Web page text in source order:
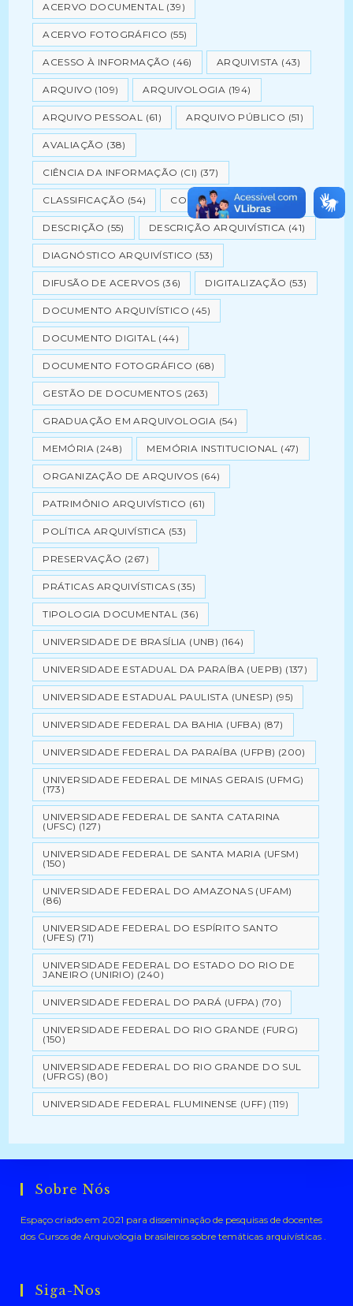
ACERVO DOCUMENTAL (39)
ACERVO FOTOGRÁFICO (55)
ACESSO À INFORMAÇÃO (46) ARQUIVISTA (43)
ARQUIVO (109) ARQUIVOLOGIA (194)
ARQUIVO PESSOAL (61) ARQUIVO PÚBLICO (51)
AVALIAÇÃO (38)
CIÊNCIA DA INFORMAÇÃO (CI) (37)
CLASSIFICAÇÃO (54) CONSERVAÇÃO(82)
DESCRIÇÃO (55) DESCRIÇÃO ARQUIVÍSTICA (41)
DIAGNÓSTICO ARQUIVÍSTICO (53)
DIFUSÃO DE ACERVOS (36) DIGITALIZAÇÃO (53)
DOCUMENTO ARQUIVÍSTICO (45)
DOCUMENTO DIGITAL (44)
DOCUMENTO FOTOGRÁFICO (68)
GESTÃO DE DOCUMENTOS (263)
GRADUAÇÃO EM ARQUIVOLOGIA (54)
MEMÓRIA (248) MEMÓRIA INSTITUCIONAL (47)
ORGANIZAÇÃO DE ARQUIVOS (64)
PATRIMÔNIO ARQUIVÍSTICO (61)
POLÍTICA ARQUIVÍSTICA (53)
PRESERVAÇÃO (267)
PRÁTICAS ARQUIVÍSTICAS (35)
TIPOLOGIA DOCUMENTAL (36)
UNIVERSIDADE DE BRASÍLIA (UNB) (164)
UNIVERSIDADE ESTADUAL DA PARAÍBA (UEPB) (137)
UNIVERSIDADE ESTADUAL PAULISTA (UNESP) (95)
UNIVERSIDADE FEDERAL DA BAHIA (UFBA) (87)
UNIVERSIDADE FEDERAL DA PARAÍBA (UFPB) (200)
UNIVERSIDADE FEDERAL DE MINAS GERAIS (UFMG)
(173)
UNIVERSIDADE FEDERAL DE SANTA CATARINA
(UFSC) (127)
UNIVERSIDADE FEDERAL DE SANTA MARIA (UFSM)
(150)
UNIVERSIDADE FEDERAL DO AMAZONAS (UFAM)
(86)
UNIVERSIDADE FEDERAL DO ESPÍRITO SANTO
(UFES) (71)
UNIVERSIDADE FEDERAL DO ESTADO DO RIO DE
JANEIRO (UNIRIO) (240)
UNIVERSIDADE FEDERAL DO PARÁ (UFPA) (70)
UNIVERSIDADE FEDERAL DO RIO GRANDE (FURG)
(150)
UNIVERSIDADE FEDERAL DO RIO GRANDE DO SUL
(UFRGS) (80)
UNIVERSIDADE FEDERAL FLUMINENSE (UFF) (119)
Sobre Nós
Espaço criado em 2021 para disseminação de pesquisas de docentes
dos Cursos de Arquivologia brasileiros sobre temáticas arquivísticas .
Siga-Nos